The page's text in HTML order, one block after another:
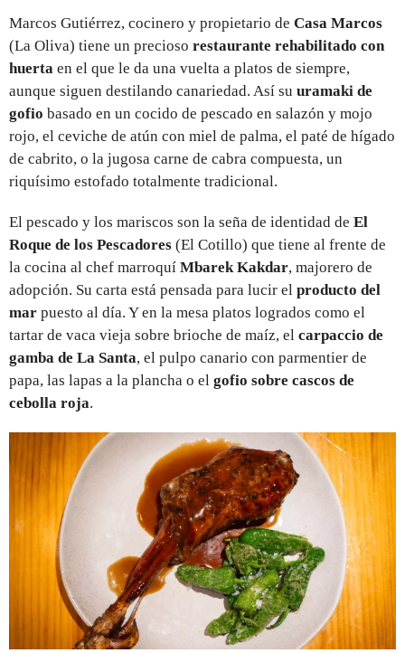
Marcos Gutiérrez, cocinero y propietario de Casa Marcos
(La Oliva) tiene un precioso restaurante rehabilitado con
huerta en el que le da una vuelta a platos de siempre,
aunque siguen destilando canariedad. Así su uramaki de
gofio basado en un cocido de pescado en salazón y mojo
rojo, el ceviche de atún con miel de palma, el paté de hígado
de cabrito, o la jugosa carne de cabra compuesta, un
riquísimo estofado totalmente tradicional.
El pescado y los mariscos son la seña de identidad de El
Roque de los Pescadores (El Cotillo) que tiene al frente de
la cocina al chef marroquí Mbarek Kakdar, majorero de
adopción. Su carta está pensada para lucir el producto del
mar puesto al día. Y en la mesa platos logrados como el
tartar de vaca vieja sobre brioche de maíz, el carpaccio de
gamba de La Santa, el pulpo canario con parmentier de
papa, las lapas a la plancha o el gofio sobre cascos de
cebolla roja.